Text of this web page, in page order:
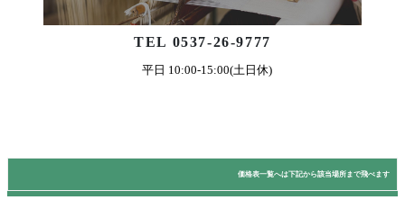
TEL 0537-26-9777
平日 10:00-15:00(土日休)
価格表一覧へは下記から該当場所まで飛べます